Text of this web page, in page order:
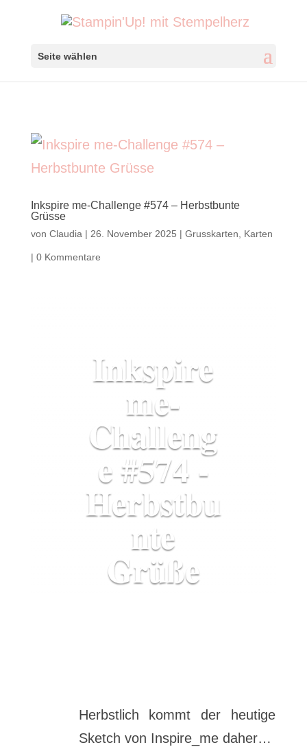
Seite wählen
Inkspire me-Challenge #574 – Herbstbunte
Grüsse
von Claudia | 26. November 2025 | Grusskarten Karten
| 0 Kommentare
Inkspire
me-
Challeng
e #574 -
Herbstbu
nte
Grüße
Herbstlich kommt der heutige
Sketch von Inspire_me daher…